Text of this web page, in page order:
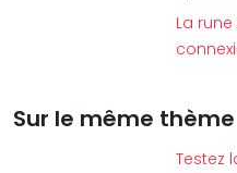
La
Sur le même thème
Testez